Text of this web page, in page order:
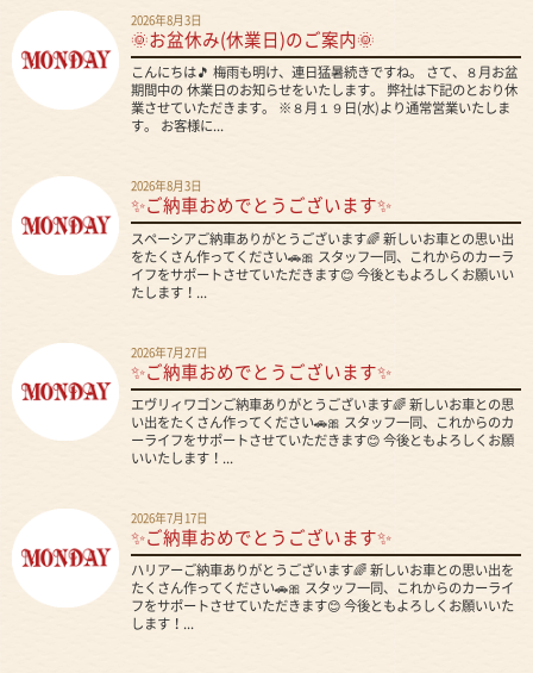
2026年8月3日
🌞お盆休み(休業日)のご案内🌞
こんにちは🎵 梅雨も明け、連日猛暑続きですね。 さて、８月お盆
期間中の 休業日のお知らせをいたします。 弊社は下記のとおり休
業させていただきます。 ※８月１９日(水)より通常営業いたしま
す。 お客様に...
2026年8月3日
✨ご納車おめでとうございます✨
スペーシアご納車ありがとうございます🌈 新しいお車との思い出
をたくさん作ってください🚗🎀 スタッフ一同、これからのカーラ
イフをサポートさせていただきます😊 今後ともよろしくお願いい
たします！...
2026年7月27日
✨ご納車おめでとうございます✨
エヴリィワゴンご納車ありがとうございます🌈 新しいお車との思
い出をたくさん作ってください🚗🎀 スタッフ一同、これからのカ
ーライフをサポートさせていただきます😊 今後ともよろしくお願
いいたします！...
2026年7月17日
✨ご納車おめでとうございます✨
ハリアーご納車ありがとうございます🌈 新しいお車との思い出を
たくさん作ってください🚗🎀 スタッフ一同、これからのカーライ
フをサポートさせていただきます😊 今後ともよろしくお願いいた
します！...